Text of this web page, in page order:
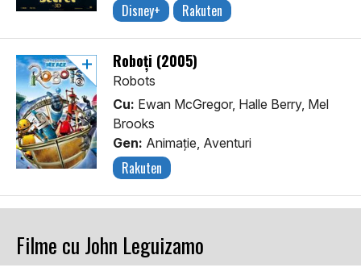
Disney+ Rakuten
Roboți (2005)
Robots
Cu: Ewan McGregor, Halle Berry, Mel
Brooks
Gen: Animaţie, Aventuri
Rakuten
Filme cu John Leguizamo